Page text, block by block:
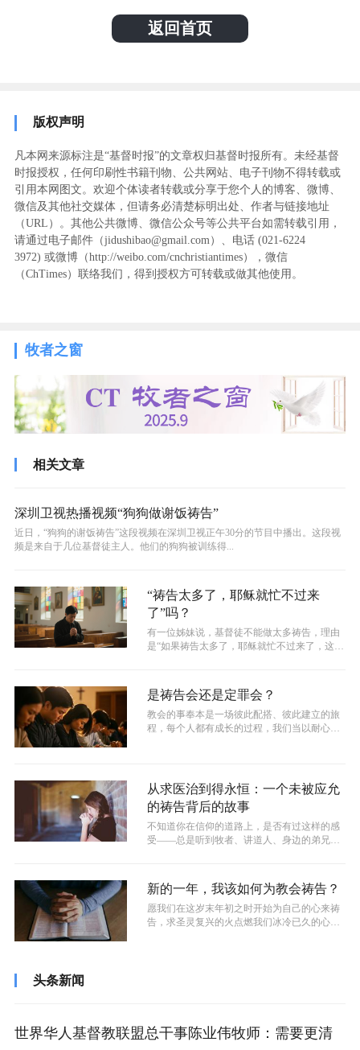
返回首页
版权声明
凡本网来源标注是“基督时报”的文章权归基督时报所有。未经基督
时报授权，任何印刷性书籍刊物、公共网站、电子刊物不得转载或
引用本网图文。欢迎个体读者转载或分享于您个人的博客、微博、
微信及其他社交媒体，但请务必清楚标明出处、作者与链接地址
（URL）。其他公共微博、微信公众号等公共平台如需转载引用，
请通过电子邮件（jidushibao@gmail.com）、电话 (021-6224
3972) ‬或微博（http://weibo.com/cnchristiantimes），微信
（ChTimes）联络我们，得到授权方可转载或做其他使用。
牧者之窗
相关文章
深圳卫视热播视频“狗狗做谢饭祷告”
近日，“狗狗的谢饭祷告”这段视频在深圳卫视正午30分的节目中播出。这段视
频是来自于几位基督徒主人。他们的狗狗被训练得...
“祷告太多了，耶稣就忙不过来
了”吗？
有一位姊妹说，基督徒不能做太多祷告，理由
是“如果祷告太多了，耶稣就忙不过来了，这样
是祷告会还是定罪会？
教会的事奉本是一场彼此配搭、彼此建立的旅
程，每个人都有成长的过程，我们当以耐心和
从求医治到得永恒：一个未被应允
的祷告背后的故事
不知道你在信仰的道路上，是否有过这样的感
受——总是听到牧者、讲道人、身边的弟兄姐
新的一年，我该如何为教会祷告？
愿我们在这岁末年初之时开始为自己的心来祷
告，求圣灵复兴的火点燃我们冰冷已久的心，
头条新闻
世界华人基督教联盟总干事陈业伟牧师：需要更清